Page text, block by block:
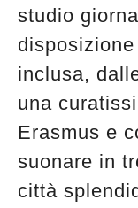
studio
inclusa,
una
Erasmus e
suonare in
città